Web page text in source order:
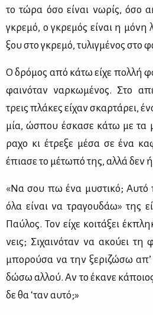
το τώ­ρα όσο εί­ναι νω­ρίς, όσο
γκρε­μό, ο γκρε­μός εί­ναι η μό­νη
ξου στο γκρε­μό, τυ­λιγ­μέ­νος στο
Ο δρό­μος από κά­τω εί­χε πολ­λή
φαι­νό­ταν ναρ­κω­μέ­νος. Στο
τρεις πλά­κες εί­χαν σκαρ­τά­ρει,
μία, ώσπου έσκα­σε κά­τω με
ρα­χο κι έτρε­ξε μέ­σα σε ένα
έπια­σε το μέ­τω­πό της, αλ­λά δεν
«Να σου πω ένα μυ­στι­κό; Αυ­τό
όλα εί­ναι να τρα­γου­δάω» της
Παύ­λος. Τον εί­χε κοι­τά­ξει
νεις; Σι­χαι­νό­ταν να ακού­ει τη
μπο­ρού­σα να την ξε­ρι­ζώ­σω
δώ­σω αλ­λού. Αν το έκα­νε
δε θα ‘ταν αυ­τό;»